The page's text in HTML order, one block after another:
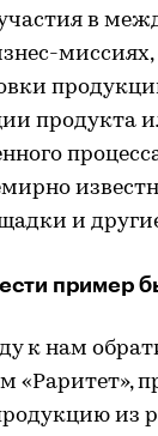
в
миссиях,
продукта
и
пример
к нам
«Раритет»,
из